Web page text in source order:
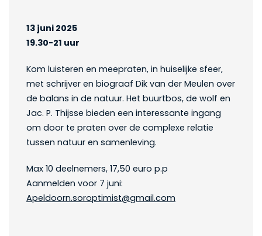
13 juni 2025
19.30-21 uur
Kom luisteren en meepraten, in huiselijke sfeer,
met schrijver en biograaf Dik van der Meulen over
de balans in de natuur. Het buurtbos, de wolf en
Jac. P. Thijsse bieden een interessante ingang
om door te praten over de complexe relatie
tussen natuur en samenleving.
Max 10 deelnemers, 17,50 euro p.p
Aanmelden voor 7 juni:
Apeldoorn.soroptimist@gmail.com